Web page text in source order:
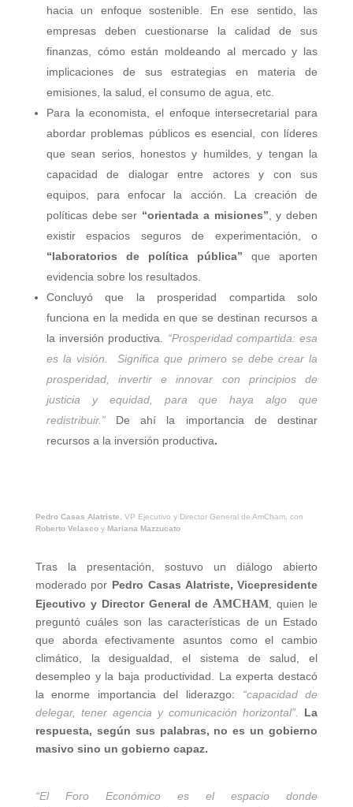
hacia un enfoque sostenible. En ese sentido, las
empresas deben cuestionarse la calidad de sus
finanzas, cómo están moldeando al mercado y las
implicaciones de sus estrategias en materia de
emisiones, la salud, el consumo de agua, etc.
Para la economista, el enfoque intersecretarial para
abordar problemas públicos es esencial, con líderes
que sean serios, honestos y humildes, y tengan la
capacidad de dialogar entre actores y con sus
equipos, para enfocar la acción. La creación de
políticas debe ser “orientada a misiones” , y deben
existir espacios seguros de experimentación, o
“laboratorios de política pública” que aporten
evidencia sobre los resultados.
Concluyó que la prosperidad compartida solo
funciona en la medida en que se destinan recursos a
la inversión productiva. “Prosperidad compartida: esa
es la visión. Significa que primero se debe crear la
prosperidad, invertir e innovar con principios de
justicia y equidad, para que haya algo que
redistribuir.”
De ahí la importancia de destinar
recursos a la inversión productiva.
Pedro Casas Alatriste , VP Ejecutivo y Director General de AmCham, con
Roberto Velasco yMariana Mazzucato
Tras la presentación, sostuvo un diálogo abierto
moderado por Pedro Casas Alatriste, Vicepresidente
Ejecutivo y Director General de AMCHAM , quien le
preguntó cuáles son las características de un Estado
que aborda efectivamente asuntos como el cambio
climático, la desigualdad, el sistema de salud, el
desempleo y la baja productividad. La experta destacó
la enorme importancia del liderazgo: “capacidad de
delegar, tener agencia y comunicación horizontal”.
La
respuesta, según sus palabras, no es un gobierno
masivo sino un gobierno capaz.
“El Foro Económico es el espacio donde